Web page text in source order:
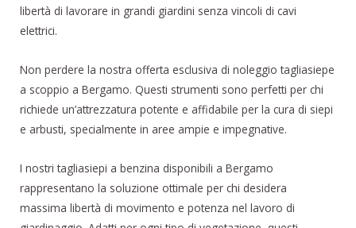
libertà di lavorare in grandi giardini senza vincoli di cavi
elettrici.
Non perdere la nostra offerta esclusiva di noleggio tagliasiepe
a scoppio a Bergamo. Questi strumenti sono perfetti per chi
richiede un’attrezzatura potente e affidabile per la cura di siepi
e arbusti, specialmente in aree ampie e impegnative.
I nostri tagliasiepi a benzina disponibili a Bergamo
rappresentano la soluzione ottimale per chi desidera
massima libertà di movimento e potenza nel lavoro di